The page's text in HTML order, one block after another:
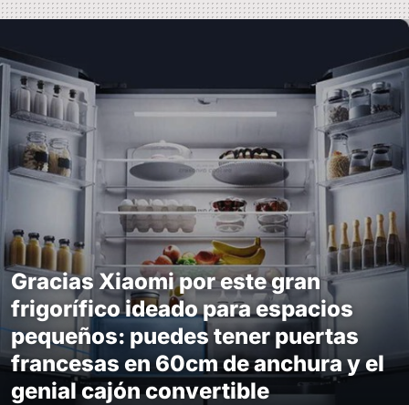
Gracias Xiaomi por este gran
frigorífico ideado para espacios
pequeños: puedes tener puertas
francesas en 60cm de anchura y el
genial cajón convertible